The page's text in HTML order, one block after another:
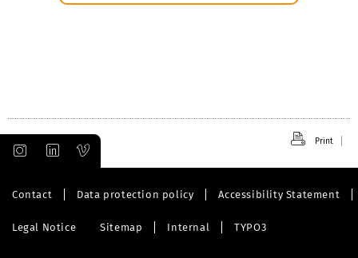
Print
Contact Data protection policy Accessibility Statement
Legal Notice Sitemap Internal TYPO3